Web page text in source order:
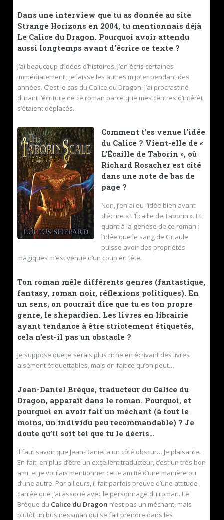
Dans une interview que tu as donnée au site
Strange Horizons en 2004, tu mentionnais déjà
Le Calice du Dragon. Pourquoi avoir attendu
aussi longtemps avant d’écrire ce texte ?
J’ai beaucoup d’idées d’histoires. J’en écris certaines
immédiatement ; je laisse les autres mijoter pendant des
années. C’est le cas du Calice du Dragon. J’ai procrastiné
durant l’écriture de ce roman parce que mes centres d’intérêt
s’étaient déplacés.
Comment t’es venue l’idée
du Calice ? Vient-elle de «
L’Écaille de Taborin », où
Richard Rosacher est cité
dans une note de bas de
page ?
Non, j’en ai eu l’idée bien avant
d’écrire « L’Écaille de Taborin ». Et
quant à la genèse de ce roman :
l’idée que le sang de Griaule
puisse avoir des propriétés
magiques m’est venue d’un coup en tête.
Ton roman mêle différents genres (fantastique,
fantasy, roman noir, réflexions politiques). En
un sens, on pourrait dire que tu es ton propre
genre, le shepardien. Les livres en librairie
ayant tendance à être strictement étiquetés,
cela n’est-il pas un obstacle ?
Je suppose que je serais plus riche en écrivant des livres
aisément étiquettables, mais on fait ce qu’on peut…
Jean-Daniel Brèque, traducteur du Calice du
Dragon, apparaît dans le roman. Pourquoi, et
pourquoi en avoir fait un méchant (à tout le
moins, un individu peu recommandable) ? Je
doute qu’il soit tel que tu le décris…
Il faut savoir que Jean-Daniel a un côté obscur… Je plaisante.
En fait, en plus d’être un excellent traducteur, c’est un très bon
ami, et je voulais mentionner cette amitié d’une manière ou
d’une autre. Par ailleurs, il fait parfois preuve d’une attitude
carrée que j’ai associé avec le personnage du roman. Le
Brèque du Calice du Dragon n’est pas un méchant, mais
plutôt un businessman qui se fait prendre dans les